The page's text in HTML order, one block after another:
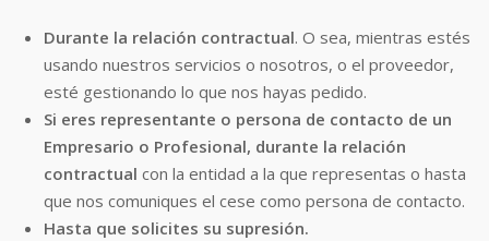
Durante la relación contractual. O sea, mientras estés
usando nuestros servicios o nosotros, o el proveedor,
esté gestionando lo que nos hayas pedido.
Si eres representante o persona de contacto de un
Empresario o Profesional, durante la relación
contractual con la entidad a la que representas o hasta
que nos comuniques el cese como persona de contacto.
Hasta que solicites su supresión.